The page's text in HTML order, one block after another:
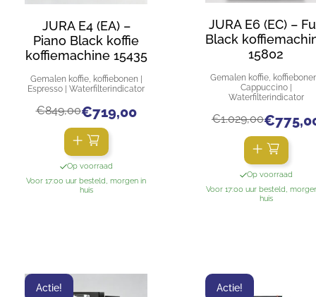
JURA E4 (EA) –
Piano Black koffie
koffiemachine 15435
Gemalen koffie, koffiebonen |
Espresso | Waterfilterindicator
€849,00€719,00
Op voorraad
Voor 17:00 uur besteld, morgen in
huis
JURA E6 (EC) –
Black
15802
Gemalen koffie,
Cappuccino |
Waterfilterindicator
€1.029,00€
Op voorraad
Voor 17:00 uur besteld,
huis
Actie! Actie!